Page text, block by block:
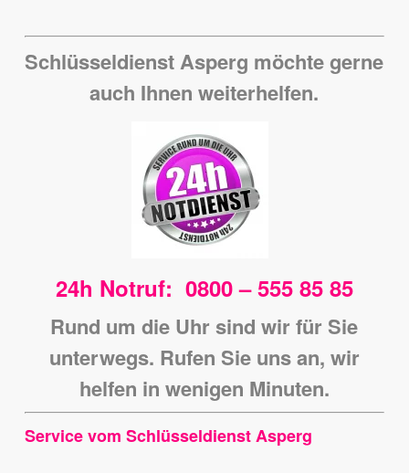
Schlüsseldienst Asperg möchte gerne
auch Ihnen weiterhelfen.
24h Notruf: 0800 – 555 85 85
Rund um die Uhr sind wir für Sie
unterwegs. Rufen Sie uns an, wir
helfen in wenigen Minuten.
Service vom Schlüsseldienst Asperg